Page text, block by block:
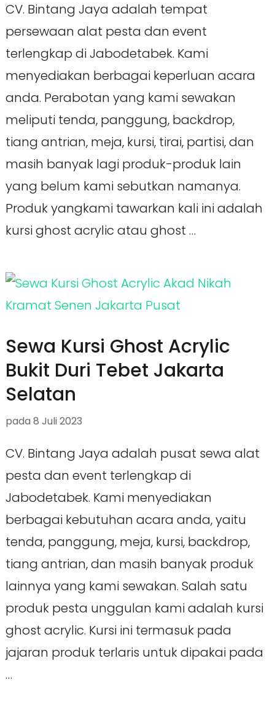
CV. Bintang Jaya adalah tempat
persewaan alat pesta dan event
terlengkap di Jabodetabek. Kami
menyediakan berbagai keperluan acara
anda. Perabotan yang kami sewakan
meliputi tenda, panggung, backdrop,
tiang antrian, meja, kursi, tirai, partisi, dan
masih banyak lagi produk-produk lain
yang belum kami sebutkan namanya.
Produk yangkami tawarkan kali ini adalah
kursi ghost acrylic atau ghost …
Sewa Kursi Ghost Acrylic
Bukit Duri Tebet Jakarta
Selatan
pada 8 Juli 2023
CV. Bintang Jaya adalah pusat sewa alat
pesta dan event terlengkap di
Jabodetabek. Kami menyediakan
berbagai kebutuhan acara anda, yaitu
tenda, panggung, meja, kursi, backdrop,
tiang antrian, dan masih banyak produk
lainnya yang kami sewakan. Salah satu
produk pesta unggulan kami adalah kursi
ghost acrylic. Kursi ini termasuk pada
jajaran produk terlaris untuk dipakai pada
…